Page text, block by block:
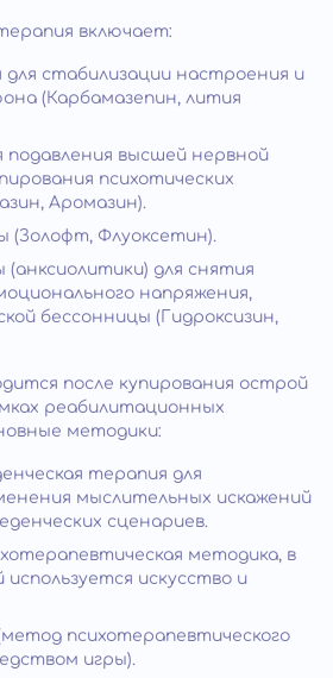
включает:
стабилизации настроения и
(Карбамазепин, лития
подавления высшей нервной
психотических
Аромазин).
(Золофт, Флуоксетин).
для снятия
напряжения,
бессонницы (Гидроксизин,
после купирования острой
реабилитационных
методики:
терапия для
мыслительных искажений
сценариев.
методика, в
искусство и
психотерапевтического
игры).